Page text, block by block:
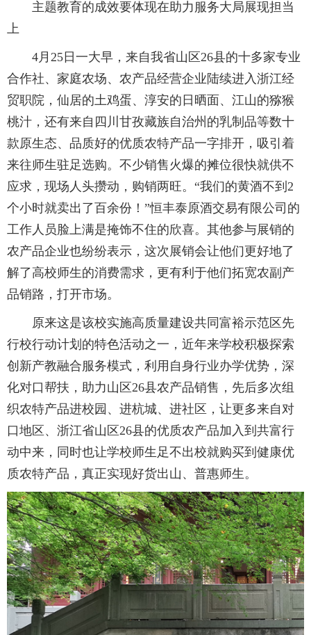
主题教育的成效要体现在助力服务大局展现担当
上
4月25日一大早，来自我省山区26县的十多家专业
合作社、家庭农场、农产品经营企业陆续进入浙江经
贸职院，仙居的土鸡蛋、淳安的日晒面、江山的猕猴
桃汁，还有来自四川甘孜藏族自治州的乳制品等数十
款原生态、品质好的优质农特产品一字排开，吸引着
来往师生驻足选购。不少销售火爆的摊位很快就供不
应求，现场人头攒动，购销两旺。“我们的黄酒不到2
个小时就卖出了百余份！”恒丰泰原酒交易有限公司的
工作人员脸上满是掩饰不住的欣喜。其他参与展销的
农产品企业也纷纷表示，这次展销会让他们更好地了
解了高校师生的消费需求，更有利于他们拓宽农副产
品销路，打开市场。
原来这是该校实施高质量建设共同富裕示范区先
行校行动计划的特色活动之一，近年来学校积极探索
创新产教融合服务模式，利用自身行业办学优势，深
化对口帮扶，助力山区26县农产品销售，先后多次组
织农特产品进校园、进杭城、进社区，让更多来自对
口地区、浙江省山区26县的优质农产品加入到共富行
动中来，同时也让学校师生足不出校就购买到健康优
质农特产品，真正实现好货出山、普惠师生。